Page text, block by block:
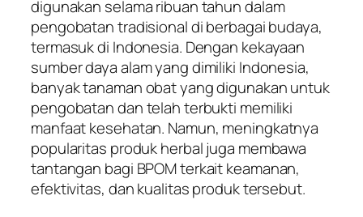
digunakan selama ribuan tahun dalam
pengobatan tradisional di berbagai budaya,
termasuk di Indonesia. Dengan kekayaan
sumber daya alam yang dimiliki Indonesia,
banyak tanaman obat yang digunakan untuk
pengobatan dan telah terbukti memiliki
manfaat kesehatan. Namun, meningkatnya
popularitas produk herbal juga membawa
tantangan bagi BPOM terkait keamanan,
efektivitas, dan kualitas produk tersebut.